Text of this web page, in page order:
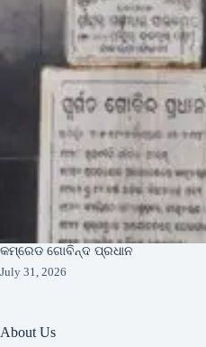
କମ୍ରେଡ ଗୋବିନ୍ଦ ପ୍ରଧାନ
July 31, 2026
About Us